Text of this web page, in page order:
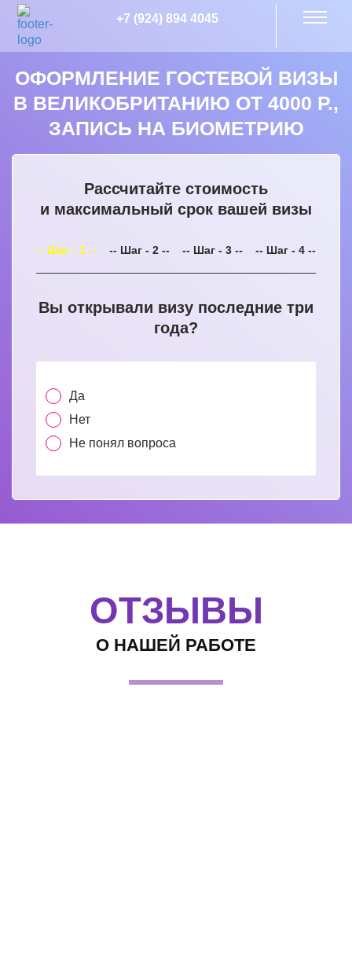
+7 (924) 894 4045
ОФОРМЛЕНИЕ ГОСТЕВОЙ ВИЗЫ
В ВЕЛИКОБРИТАНИЮ ОТ 4000 Р.,
ЗАПИСЬ НА БИОМЕТРИЮ
Рассчитайте стоимость
и максимальный срок вашей визы
-- Шаг - 1 -- -- Шаг - 2 -- -- Шаг - 3 -- -- Шаг - 4 --
Вы открывали визу последние три
года?
Да
Нет
Не понял вопроса
ОТЗЫВЫ
О НАШЕЙ РАБОТЕ